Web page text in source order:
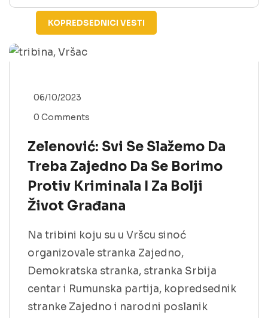
KOPREDSEDNICI VESTI
06/10/2023
0 Comments
Zelenović: Svi Se Slažemo Da
Treba Zajedno Da Se Borimo
Protiv Kriminala I Za Bolji
Život Građana
Na tribini koju su u Vršcu sinoć
organizovale stranka Zajedno,
Demokratska stranka, stranka Srbija
centar i Rumunska partija, kopredsednik
stranke Zajedno i narodni poslanik